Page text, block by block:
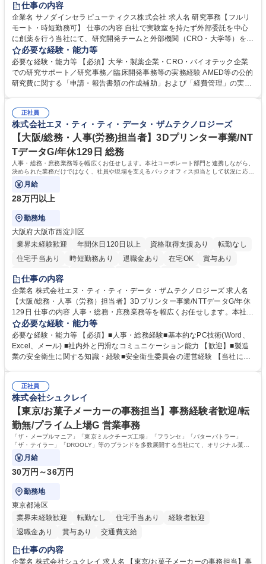
仕事の内容
企業名 サノダインセラピューティクス株式会社 求人名 研究事務【フルリ
モート・時短勤務可】 仕事の内容 自社で実験室を持たず外部委託を中心
に創薬を行う当社にて、研究開発チームと外部機関（CRO・大学等）をつ
なぐハブとして、契約・発注・予算管理などの研究事務全般をお任せしま
す。 ■見積取得、発注、検収、請求処理等の事務手続き ■委託先との定例
会議の調整・アジェンダ準備・議事録作成 ■研究報告書、試験関連資料、
SOP等の整備・版管理・保管 ■研究開発の進捗・タイムライン・予算執行
集職種 研究事務【フルリモート・時短勤務可】
必要な経験・能力等
必要な経験・能力等 【必須】大学・製薬企業・CRO・バイオテック企業
での研究サポート／研究事務／臨床開発事務等の実務経験 AMED等の公的
研究費に関する「申請・報告書類の作成補助」および「経費管理」の実務
き方について】フルリモートやハイブリッド勤務、時短勤務など個々のラ
イフスタイルに応じた柔軟な働き方が可能です。育児や介護との両立も応
援します。 学歴・資格 学歴：大学院 大学 語学力： 資格：
正社員
株式会社エヌ・ティ・ティ・データ・ザムテクノロジーズ
【大阪/総務・人事(労務)担当者】3Dプリンター事業/NT
TデータG/年休129日 総務
人事・総務・庶務業務等を幅広くお任せします。本社コーポレート部門と連携しながら、
決められた業務だけではなく、社員や現場を支えるバックオフィス担当として状況に応じ
て柔軟に対応いただくことを期待します。
月給
28万円以上
勤務地
大阪府大阪市西淀川区
業界未経験歓迎
年間休日120日以上 資格取得支援あり
転勤なし
住宅手当あり
時短勤務あり 退職金あり 在宅OK
賞与あり
完全週休2日制
仕事の内容
企業名 株式会社エヌ・ティ・ティ・データ・ザムテクノロジーズ 求人名
【大阪/総務・人事（労務）担当者】3Dプリンター事業/NTTデータG/年休
129日 仕事の内容 人事・総務・庶務業務等を幅広くお任せします。本社コ
ーポレート部門と連携しながら、決められた業務だけではなく、社員や現
場を支えるバックオフィス担当として状況に応じて柔軟に対応いただくこ
とを期待します。 【詳細】■入退社手続き、社員情報管理■入社時オリエ
ンテーションの実施■勤怠・各種申請内容の確認■採用業務のサポート■来
生に関する業務等■健康診断、産業医面談、休職・復職手続き等の労務サ
ポート■社内ルールの運用・各種社内案内■その他、拠点運営に関わる管理
部門業務 募集職種 【大阪/総務・人事（労務）担当者】3Dプリンター事
業/NTTデータG/年休129日
必要な経験・能力等
必要な経験・能力等 【必須】■人事・総務経験■基本的なPC技術(Word、
Excel、メール) ■社内外と円滑なコミュニケーション能力 【歓迎】■製造
業の安全衛生に関する知識・経験■安全衛生委員会の運営経験 【当社につ
アが磨けます。 ◎NTTデータグループであり福利厚生は充実しているとと
もに、働き方改革も推進しています。 学歴・資格 学歴：大学院 大学 高専
短大 専修学校 語学力： 資格：
正社員
株式会社シュクレイ
【東京/お菓子メーカーの事務担当】事務経験者歓迎/転
勤無/プライム上場G 営業事務
「ザ・メープルマニア」「東京ミルクチーズ工場」「フランセ」「バターバトラー」
「ザ・テイラー」「DROOLY」等のブランドを多数展開する当社にて、オリジナル菓子
ブランド商品の事務業務をお任せいたします。
月給
30万円～36万円
勤務地
東京都港区
業界未経験歓迎
転勤なし 住宅手当あり
経験者歓迎
退職金あり
賞与あり 交通費支給
仕事の内容
企業名 株式会社シュクレイ 求人名 【東京/お菓子メーカーの事務担当】事